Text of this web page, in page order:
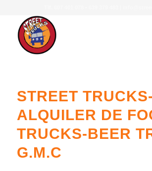
STREET TRUCKS-
ALQUILER DE
TRUCKS-BEER
G.M.C